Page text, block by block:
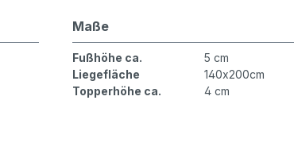
Maße
Fußhöhe ca.
5 cm
Liegefläche
140x200cm
Topperhöhe ca.
4 cm